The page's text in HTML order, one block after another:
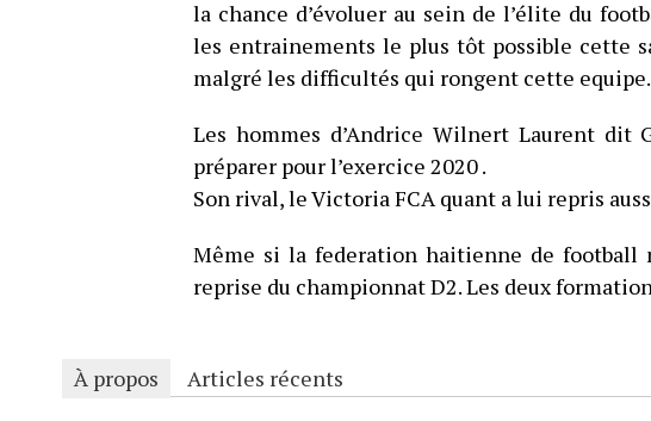
la chance d’évoluer au sein de l’élite du
les entrainements le plus tôt possible cette
malgré les difficultés qui rongent cette equipe.
Les hommes d’Andrice Wilnert Laurent dit
préparer pour l’exercice 2020 .
Son rival, le Victoria FCA quant a lui repris
Même si la federation haitienne de football
reprise du championnat D2. Les deux
À propos Articles récents